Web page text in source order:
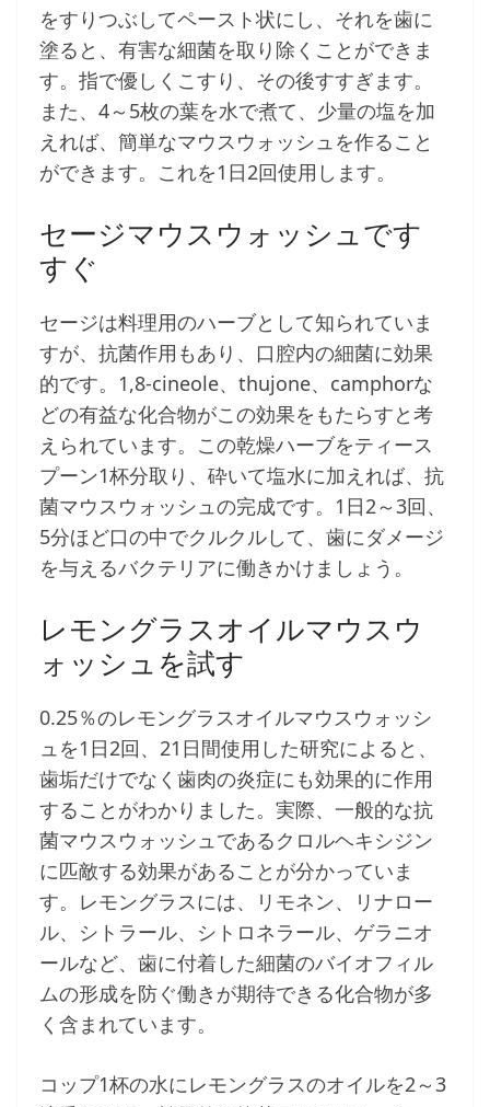
をすりつぶしてペースト状にし、それを歯に
塗ると、有害な細菌を取り除くことができま
す。指で優しくこすり、その後すすぎます。
また、4～5枚の葉を水で煮て、少量の塩を加
えれば、簡単なマウスウォッシュを作ること
ができます。これを1日2回使用します。
セージマウスウォッシュです
すぐ
セージは料理用のハーブとして知られていま
すが、抗菌作用もあり、口腔内の細菌に効果
的です。1,8-cineole、thujone、camphorな
どの有益な化合物がこの効果をもたらすと考
えられています。この乾燥ハーブをティース
プーン1杯分取り、砕いて塩水に加えれば、抗
菌マウスウォッシュの完成です。1日2～3回、
5分ほど口の中でクルクルして、歯にダメージ
を与えるバクテリアに働きかけましょう。
レモングラスオイルマウスウ
ォッシュを試す
0.25％のレモングラスオイルマウスウォッシ
ュを1日2回、21日間使用した研究によると、
歯垢だけでなく歯肉の炎症にも効果的に作用
することがわかりました。実際、一般的な抗
菌マウスウォッシュであるクロルヘキシジン
に匹敵する効果があることが分かっていま
す。レモングラスには、リモネン、リナロー
ル、シトラール、シトロネラール、ゲラニオ
ールなど、歯に付着した細菌のバイオフィル
ムの形成を防ぐ働きが期待できる化合物が多
く含まれています。
コップ1杯の水にレモングラスのオイルを2～3